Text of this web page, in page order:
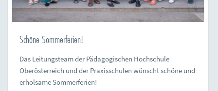
Schöne Sommerferien!
Das Leitungsteam der Pädagogischen Hochschule
Oberösterreich und der Praxisschulen wünscht schöne und
erholsame Sommerferien!